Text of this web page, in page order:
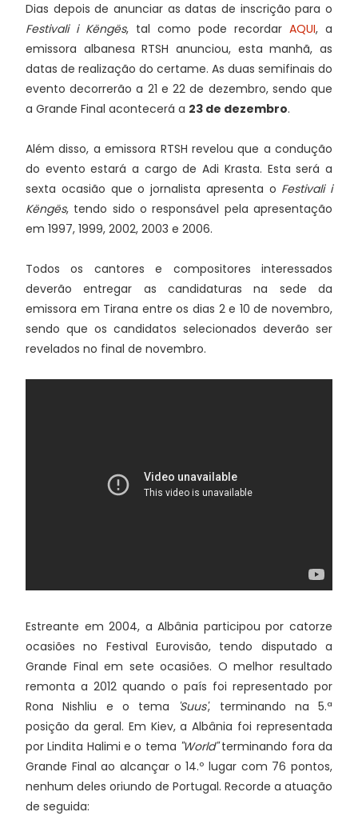
Dias depois de anunciar as datas de inscrição para o
Festivali i Këngës, tal como pode recordar AQUI, a
emissora albanesa RTSH anunciou, esta manhã, as
datas de realização do certame. As duas semifinais do
evento decorrerão a 21 e 22 de dezembro, sendo que
a Grande Final acontecerá a 23 de dezembro.
Além disso, a emissora RTSH revelou que a condução
do evento estará a cargo de Adi Krasta. Esta será a
sexta ocasião que o jornalista apresenta o Festivali i
Këngës, tendo sido o responsável pela apresentação
em 1997, 1999, 2002, 2003 e 2006.
Todos os cantores e compositores interessados
deverão entregar as candidaturas na sede da
emissora em Tirana entre os dias 2 e 10 de novembro,
sendo que os candidatos selecionados deverão ser
revelados no final de novembro.
Estreante em 2004, a Albânia participou por catorze
ocasiões no Festival Eurovisão, tendo disputado a
Grande Final em sete ocasiões. O melhor resultado
remonta a 2012 quando o país foi representado por
Rona Nishliu e o tema
'Suus', terminando na 5.ª
posição da geral. Em Kiev, a Albânia foi representada
por Lindita Halimi e o tema "World"terminando fora da
Grande Final ao alcançar o 14.º lugar com 76 pontos,
nenhum deles oriundo de Portugal. Recorde a atuação
de seguida: